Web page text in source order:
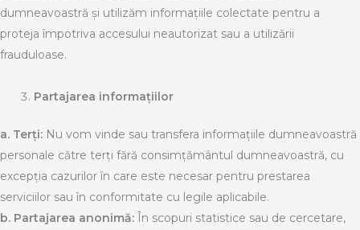
dumneavoastră și utilizăm informațiile colectate pentru a
proteja împotriva accesului neautorizat sau a utilizării
frauduloase.
Partajarea informațiilor
a. Terți: Nu vom vinde sau transfera informațiile dumneavoastră
personale către terți fără consimțământul dumneavoastră, cu
excepția cazurilor în care este necesar pentru prestarea
serviciilor sau în conformitate cu legile aplicabile.
b. Partajarea anonimă: În scopuri statistice sau de cercetare,